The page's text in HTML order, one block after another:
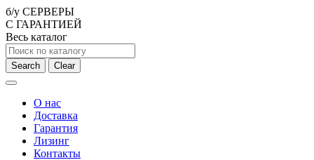
б/у СЕРВЕРЫ
С ГАРАНТИЕЙ
Весь каталог
Search Clear
О нас
Доставка
Гарантия
Лизинг
Контакты